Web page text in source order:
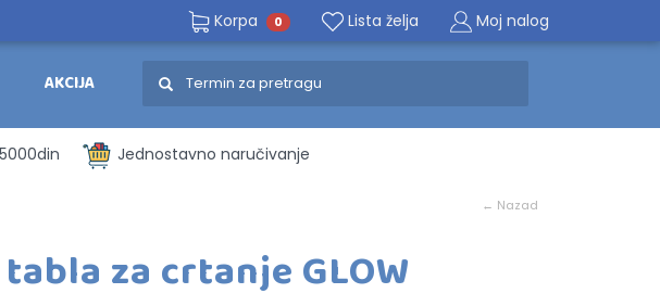
Korpa 0 Lista želja Moj nalog
AKCIJA
Jednostavno naručivanje
← Nazad
za crtanje GLOW